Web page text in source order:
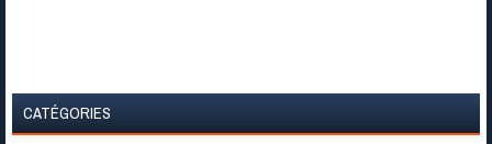
CATÉGORIES